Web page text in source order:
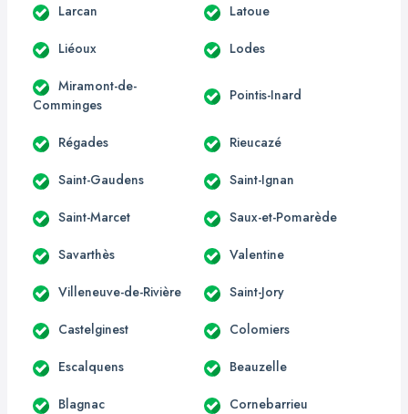
Larcan Latoue
Liéoux Lodes
Miramont-de-
Comminges
Pointis-Inard
Régades Rieucazé
Saint-Gaudens Saint-Ignan
Saint-Marcet Saux-et-Pomarède
Savarthès Valentine
Villeneuve-de-Rivière Saint-Jory
Castelginest Colomiers
Escalquens Beauzelle
Blagnac Cornebarrieu